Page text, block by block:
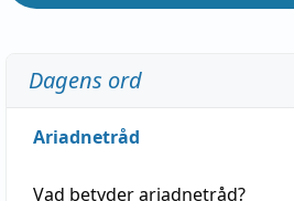
Dagens ord
Ariadnetråd
Vad betyderariadnetråd?